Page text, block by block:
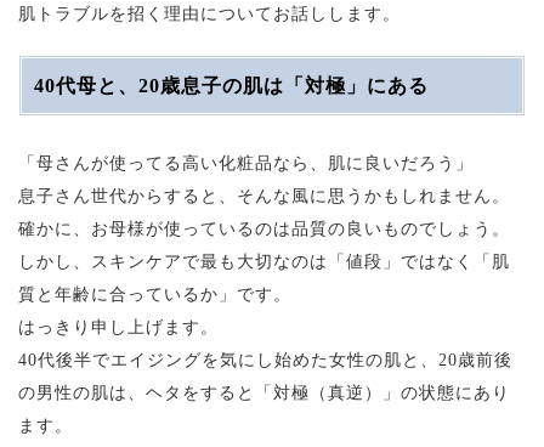
肌トラブルを招く理由についてお話しします。
40代母と、20歳息子の肌は「対極」にある
「母さんが使ってる高い化粧品なら、肌に良いだろう」
息子さん世代からすると、そんな風に思うかもしれません。
確かに、お母様が使っているのは品質の良いものでしょう。
しかし、スキンケアで最も大切なのは「値段」ではなく「肌
質と年齢に合っているか」です。
はっきり申し上げます。
40代後半でエイジングを気にし始めた女性の肌と、20歳前後
の男性の肌は、ヘタをすると「対極（真逆）」の状態にあり
ます。